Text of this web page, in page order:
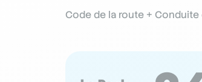
Code de la route + Conduite